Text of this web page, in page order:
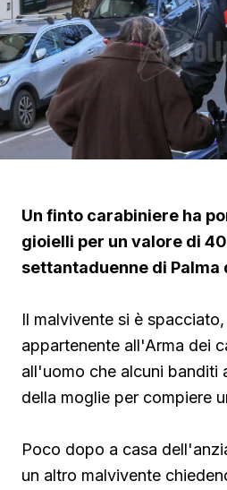
Un finto carabiniere ha
gioielli per un valore di
settantaduenne di Palma
Il malvivente si è
appartenente all'Arma dei
all'uomo che alcuni banditi
della moglie per compiere
Poco dopo a casa
un altro malvivente